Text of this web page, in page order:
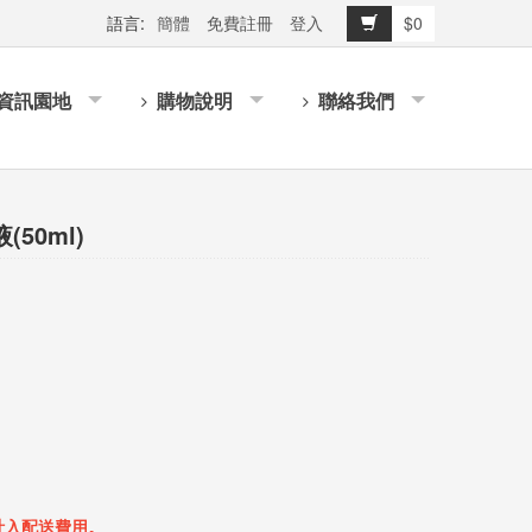
語言: 簡體 免費註冊 登入 $0
訊園地 購物說明 聯絡我們
(50ml)
配送費用。